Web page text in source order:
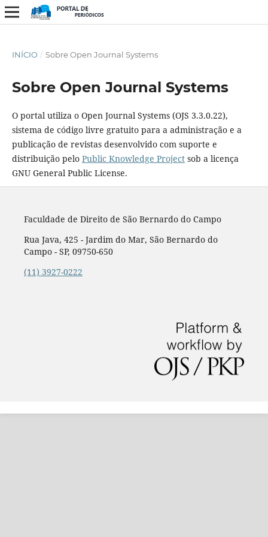
INÍCIO / Sobre Open Journal Systems
Sobre Open Journal Systems
O portal utiliza o Open Journal Systems (OJS 3.3.0.22),
sistema de código livre gratuito para a administração e a
publicação de revistas desenvolvido com suporte e
distribuição pelo Public Knowledge Projectsob a licença
GNU General Public License.
Faculdade de Direito de São Bernardo do Campo
Rua Java, 425 - Jardim do Mar, São Bernardo do
Campo - SP, 09750-650
(11) 3927-0222